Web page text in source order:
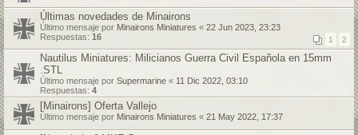
Últimas novedades de Minairons
Último mensaje por Minairons Miniatures « 22 Jun 2023, 23:23
Respuestas: 16 1 2
Nautilus Miniatures: Milicianos Guerra Civil Española en 15mm
.STL
Último mensaje por Supermarine « 11 Dic 2022, 03:10
Respuestas: 4
[Minairons] Oferta Vallejo
Último mensaje por Minairons Miniatures « 21 May 2022, 17:37